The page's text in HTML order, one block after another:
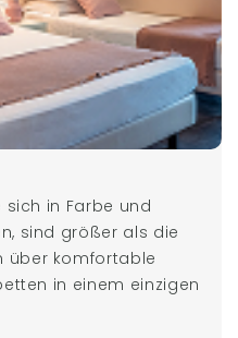
sich in Farbe und
sind größer als die
über komfortable
in einem einzigen